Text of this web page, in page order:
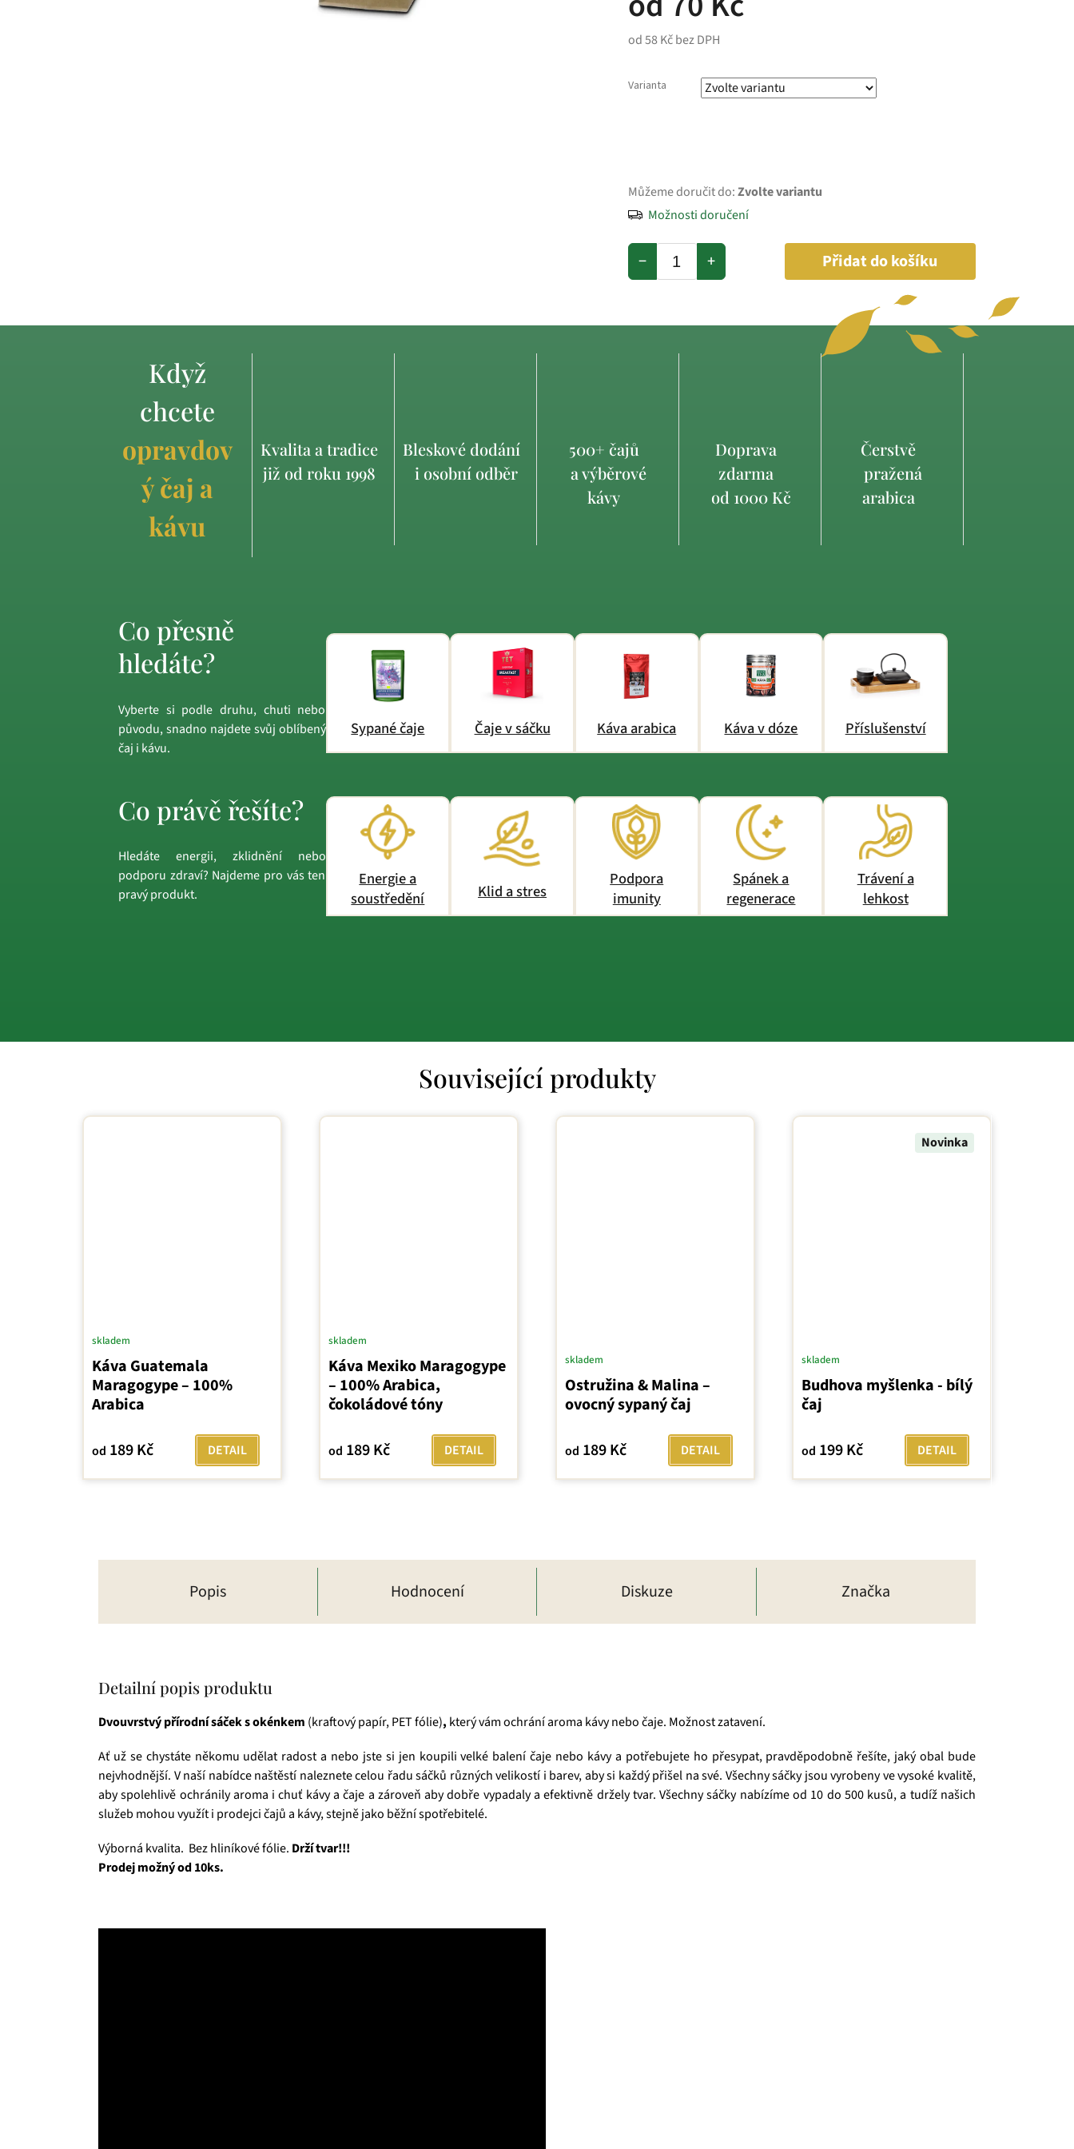
od58 Kčbez DPH
Varianta
Můžeme doručit do:Zvolte variantu
Možnosti doručení
+
− Přidat do košíku
Když
chcete
opravdov
ý čaj a
kávu
Kvalita a tradice
již od roku 1998
Bleskové dodání
i osobní odběr
500+ čajů
a výběrové
kávy
Doprava
zdarma
od 1000 Kč
Čerstvě
pražená
arabica
Co přesně
hledáte?
Vyberte si podle druhu, chuti nebo
původu, snadno najdete svůj oblíbený
čaj i kávu.
Sypané čaje Čaje v sáčku Káva arabica Káva v dóze Příslušenství
Co právě řešíte?
Hledáte energii, zklidnění nebo
podporu zdraví? Najdeme pro vás ten
pravý produkt.
Energie a
soustředění
Klid a stres
Podpora
imunity
Spánek a
regenerace
Trávení a
lehkost
Související produkty
Káva Guatemala
Maragogype – 100%
Arabica
skladem
od 189 Kč DETAIL
Káva Mexiko Maragogype
– 100% Arabica,
čokoládové tóny
skladem
od 189 Kč DETAIL
Ostružina & Malina –
ovocný sypaný čaj
skladem
od 189 Kč DETAIL
Novinka
Budhova myšlenka - bílý
čaj
skladem
od 199 Kč DETAIL
Popis Hodnocení Diskuze Značka
Detailní popis produktu
Dvouvrstvý přírodní sáček s okénkem (kraftový papír, PET fólie), který vám ochrání aroma kávy nebo čaje. Možnost zatavení.
Ať už se chystáte někomu udělat radost a nebo jste si jen koupili velké balení čaje nebo kávy a potřebujete ho přesypat, pravděpodobně řešíte, jaký obal bude
nejvhodnější. V naší nabídce naštěstí naleznete celou řadu sáčků různých velikostí i barev, aby si každý přišel na své. Všechny sáčky jsou vyrobeny ve vysoké kvalitě,
aby spolehlivě ochránily aroma i chuť kávy a čaje a zároveň aby dobře vypadaly a efektivně držely tvar. Všechny sáčky nabízíme od 10 do 500 kusů, a tudíž našich
služeb mohou využít i prodejci čajů a kávy, stejně jako běžní spotřebitelé.
Výborná kvalita. Bez hliníkové fólie. Drží tvar!!!
Prodej možný od 10ks.